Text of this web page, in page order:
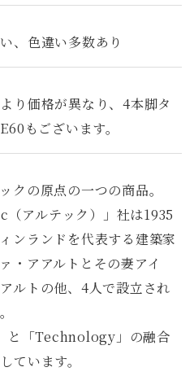
、色違い多数あり
り価格が異なり、4本脚タ
もございます。
クの原点の一つの商品。
（アルテック）」社は1935
ンランドを代表する建築家
・アアルトとその妻アイ
ルトの他、4人で設立され
と「Technology」の融合
ています。